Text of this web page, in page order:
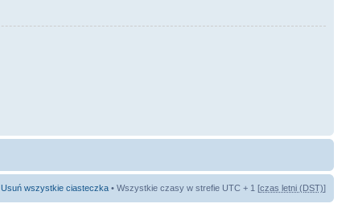
Usuń wszystkie ciasteczka • Wszystkie czasy w strefie UTC + 1 [czas letni (DST)]